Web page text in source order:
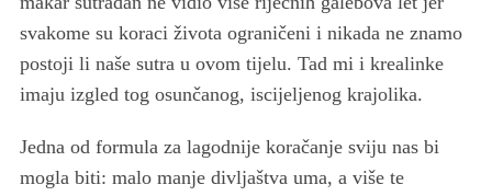
svakome su koraci života ograničeni i nikada ne znamo
postoji li naše sutra u ovom tijelu. Tad mi i krealinke
imaju izgled tog osunčanog, iscijeljenog krajolika.
Jedna od formula za lagodnije koračanje sviju nas bi
mogla biti: malo manje divljaštva uma, a više te